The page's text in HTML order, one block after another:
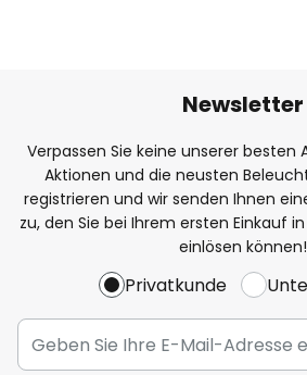
Newsletter
Verpassen Sie keine unserer besten
Aktionen und die neusten
registrieren und wir senden Ihnen
zu, den Sie bei Ihrem ersten Einkauf
einlösen können!
Privatkunde